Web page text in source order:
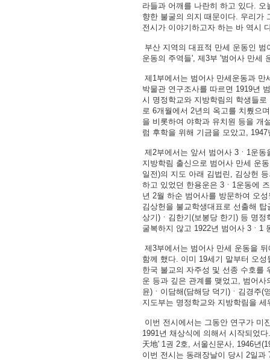
라들과 어깨를 나란히 하고 있다.
향한 불굴의 의지 때문이다. 우리가
전시가 이야기하고자 하는 바 역시
부산 지역의 대표적 만세 운동인
운동의 주역들', 제3부 '범어사 만세
제1부에서는 범어사 만세운동과
박물관 연구조사를 따르면 1919년
시 명정학교와 지방학림의 학생들
로 6개월에서 2년의 옥고를 치뤘으
을 비롯하여 야학과 유치원 등을 개
럼 후학을 위해 기금을 모았고,
제2부에서는 앞서 범어사 3ㆍ1운
지방학림 출신으로 범어사 만세 운
일전)의 지도 아래 김법린, 김상헌
하고 있었던 한용운은 3ㆍ1운동에
년 2월 하순 범어사를 방문하여 오
김상헌을 불교학생대표로 선출해
상기)ㆍ김한기(보봉당 한기) 등 명
굴복하지 않고 1922년 범어사 3ㆍ1
제3부에서는 범어사 만세 운동을
함께 했다. 이미 19세기 말부터 오
한국 불교의 자주성 및 선종 수호를
운 등과 깊은 관계를 맺었고, 범어
윤)ㆍ이담해(담해당 덕기)ㆍ김경주(
지도부는 명정학교와 지방학림을
이번 전시에서는 그동안 연구가 미
1991년 채상식에 의해서 시작되었
天地' 1권 2호, 서울신문사, 1946년
이번 전시는 동래장날이 당시 2일